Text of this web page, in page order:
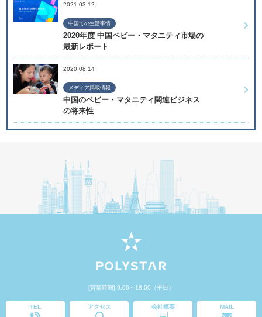
2021.03.12
中国での生活事情
2020年度 中国ベビー・マタニティ市場の
最新レポート
2020.08.14
メディア掲載情報
中国のベビー・マタニティ関連ビジネス
の将来性
[営業時間] 9:00～18:00（平日）
TEL アクセス 会社概要 MAIL